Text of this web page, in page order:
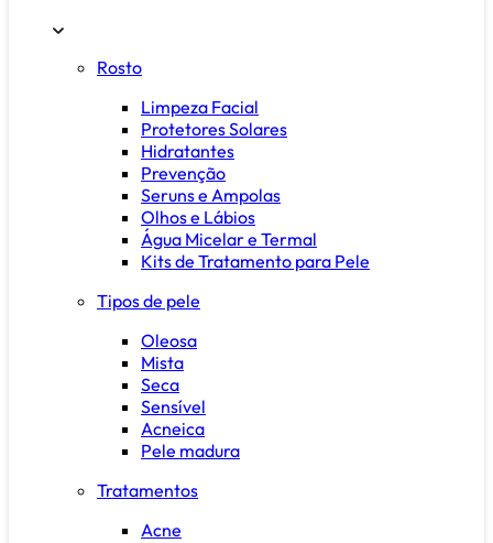
Rosto
Limpeza Facial
Protetores Solares
Hidratantes
Prevenção
Seruns e Ampolas
Olhos e Lábios
Água Micelar e Termal
Kits de Tratamento para Pele
Tipos de pele
Oleosa
Mista
Seca
Sensível
Acneica
Pele madura
Tratamentos
Acne